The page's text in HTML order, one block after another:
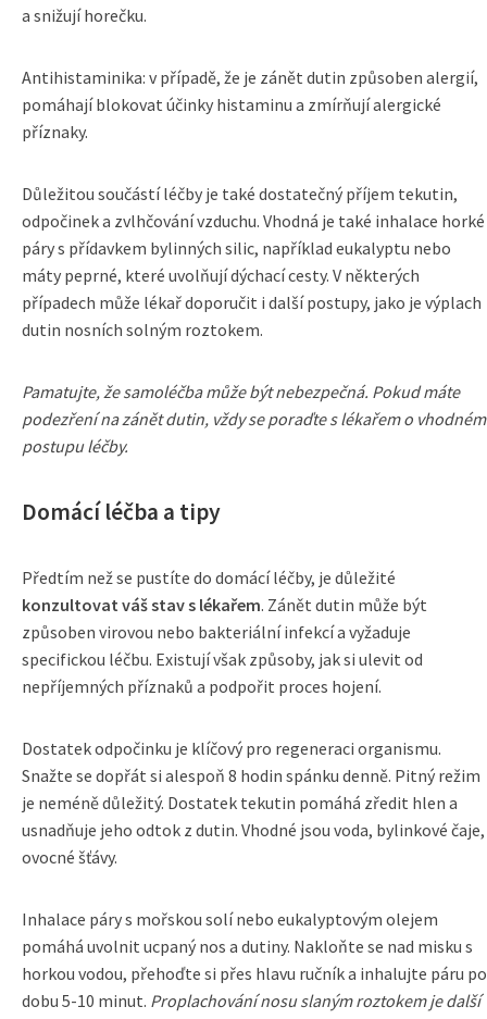
a snižují horečku.
Antihistaminika: v případě, že je zánět dutin způsoben alergií,
pomáhají blokovat účinky histaminu a zmírňují alergické
příznaky.
Důležitou součástí léčby je také dostatečný příjem tekutin,
odpočinek a zvlhčování vzduchu. Vhodná je také inhalace horké
páry s přídavkem bylinných silic, například eukalyptu nebo
máty peprné, které uvolňují dýchací cesty. V některých
případech může lékař doporučit i další postupy, jako je výplach
dutin nosních solným roztokem.
Pamatujte, že samoléčba může být nebezpečná. Pokud máte
podezření na zánět dutin, vždy se poraďte s lékařem o vhodném
postupu léčby.
Domácí léčba a tipy
Předtím než se pustíte do domácí léčby, je důležité
konzultovat váš stav s lékařem. Zánět dutin může být
způsoben virovou nebo bakteriální infekcí a vyžaduje
specifickou léčbu. Existují však způsoby, jak si ulevit od
nepříjemných příznaků a podpořit proces hojení.
Dostatek odpočinku je klíčový pro regeneraci organismu.
Snažte se dopřát si alespoň 8 hodin spánku denně. Pitný režim
je neméně důležitý. Dostatek tekutin pomáhá zředit hlen a
usnadňuje jeho odtok z dutin. Vhodné jsou voda, bylinkové čaje,
ovocné šťávy.
Inhalace páry s mořskou solí nebo eukalyptovým olejem
pomáhá uvolnit ucpaný nos a dutiny. Nakloňte se nad misku s
horkou vodou, přehoďte si přes hlavu ručník a inhalujte páru po
dobu 5-10 minut. Proplachování nosu slaným roztokem je další